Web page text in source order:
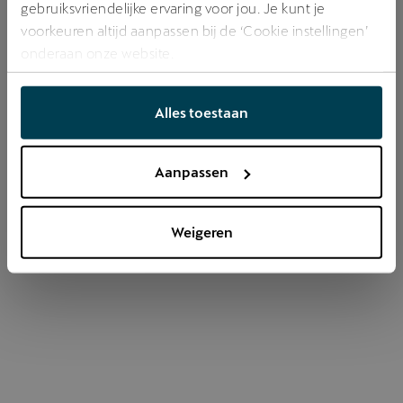
gebruiksvriendelijke ervaring voor jou. Je kunt je
voorkeuren altijd aanpassen bij de ‘Cookie instellingen’
onderaan onze website.
Alles toestaan
Aanpassen
Weigeren
Refresh